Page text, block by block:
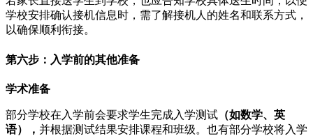
学校安排确认接机信息时，需了解接机人的姓名和联系方式，
以确保顺利衔接。
第六步：入学前的其他准备
学术准备
部分学校在入学前会要求学生完成入学测试 （如数学、英
语）， 并根据测试结果安排课程和班级。也有部分学校将入学